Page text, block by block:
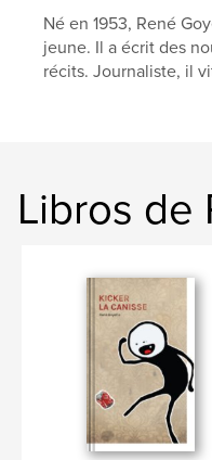
Né en 1953, René
jeune. Il a écrit des
récits. Journaliste, il
Libros de